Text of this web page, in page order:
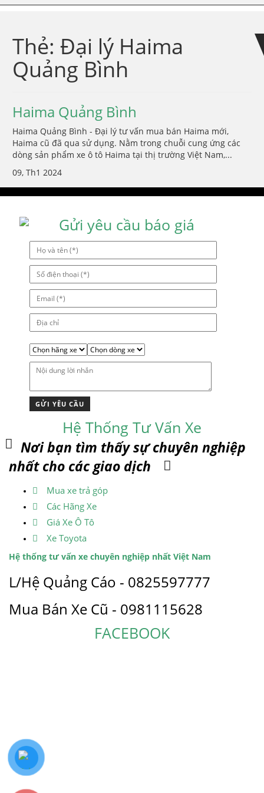
Thẻ: Đại lý Haima
Quảng Bình
Haima Quảng Bình
Haima Quảng Bình - Đại lý tư vấn mua bán Haima mới,
Haima cũ đã qua sử dụng. Nằm trong chuỗi cung ứng các
dòng sản phẩm xe ô tô Haima tại thị trường Việt Nam,...
09, Th1 2024
Gửi yêu cầu báo giá
Hệ Thống Tư Vấn Xe
Nơi bạn tìm thấy sự chuyên nghiệp
nhất cho các giao dịch
Mua xe trả góp
Các Hãng Xe
Giá Xe Ô Tô
Xe Toyota
Hệ thống tư vấn xe chuyên nghiệp nhất Việt Nam
L/Hệ Quảng Cáo - 0825597777
Mua Bán Xe Cũ - 0981115628
FACEBOOK